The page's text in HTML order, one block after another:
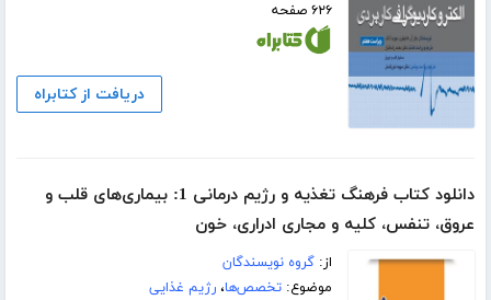
۶۲۶ صفحه
دریافت از کتابراه
دانلود کتاب فرهنگ تغذیه و رژیم درمانی 1: بیماری‌های قلب و
عروق، تنفس، کلیه و مجاری ادراری، خون
از:گروه نویسندگان
موضوع:تخصص‌ها،رژیم غذایی